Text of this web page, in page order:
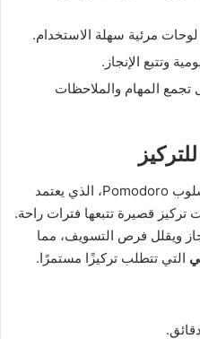
مرئية سهلة الاستخدام.
وتتبع الإنجاز.
المهام والملاحظات
من التقنيات التي أثبتت فعاليتها أسلوب Pomodoro، الذي يعتمد
قصيرة تتبعها فترات راحة.
ويقلل فرص التسويف، مما
التي تتطلب تركيزًا مستمرًا.